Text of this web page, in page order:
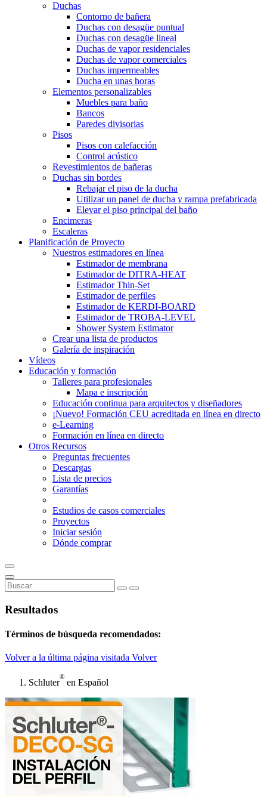
Duchas
Contorno de bañera
Duchas con desagüe puntual
Duchas con desagüe lineal
Duchas de vapor residenciales
Duchas de vapor comerciales
Duchas impermeables
Ducha en unas horas
Elementos personalizables
Muebles para baño
Bancos
Paredes divisorias
Pisos
Pisos con calefacción
Control acústico
Revestimientos de bañeras
Duchas sin bordes
Rebajar el piso de la ducha
Utilizar un panel de ducha y rampa prefabricada
Elevar el piso principal del baño
Encimeras
Escaleras
Planificación de Proyecto
Nuestros estimadores en línea
Estimador de membrana
Estimador de DITRA-HEAT
Estimador Thin-Set
Estimador de perfiles
Estimador de KERDI-BOARD
Estimador de TROBA-LEVEL
Shower System Estimator
Crear una lista de productos
Galería de inspiración
Vídeos
Educación y formación
Talleres para profesionales
Mapa e inscripción
Educación continua para arquitectos y diseñadores
¡Nuevo! Formación CEU acreditada en línea en directo
e-Learning
Formación en línea en directo
Otros Recursos
Preguntas frecuentes
Descargas
Lista de precios
Garantías
Estudios de casos comerciales
Proyectos
Iniciar sesión
Dónde comprar
Resultados
Términos de búsqueda recomendados:
Volver a la última página visitada Volver
Schluter
®
en Español